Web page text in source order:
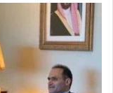
أ.حاتم
الغامدي
القنصل
الدائم
للمملكة
بنيويورك